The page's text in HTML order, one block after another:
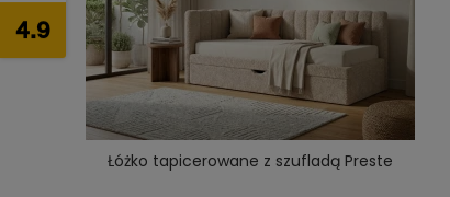
Cena regularna:
3 449,00 zł
DO KOSZYKA
Łóżko tapicerowane z szufladą Preste
4.9